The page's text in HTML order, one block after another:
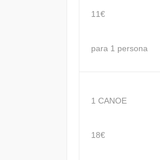
11€
para 1 persona
1 CANOE
18€